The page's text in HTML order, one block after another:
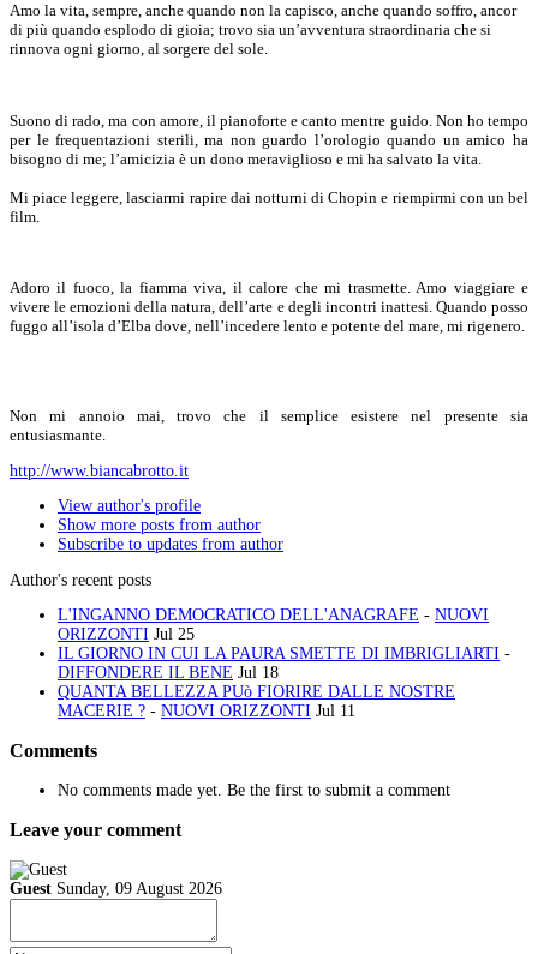
Amo la vita, sempre, anche quando non la capisco, anche quando soffro, ancor
di più quando esplodo di gioia; trovo sia un’avventura straordinaria che si
rinnova ogni giorno, al sorgere del sole.
Suono di rado, ma con amore, il pianoforte e canto mentre guido. Non ho tempo
per le frequentazioni sterili, ma non guardo l’orologio quando un amico ha
bisogno di me; l’amicizia è un dono meraviglioso e mi ha salvato la vita.
Mi piace leggere, lasciarmi rapire dai notturni di Chopin e riempirmi con un bel
film.
Adoro il fuoco, la fiamma viva, il calore che mi trasmette. Amo viaggiare e
vivere le emozioni della natura, dell’arte e degli incontri inattesi. Quando posso
fuggo all’isola d’Elba dove, nell’incedere lento e potente del mare, mi rigenero.
Non mi annoio mai, trovo che il semplice esistere nel presente sia
entusiasmante.
http://www.biancabrotto.it
View author's profile
Show more posts from author
Subscribe to updates from author
Author's recent posts
L'INGANNO DEMOCRATICO DELL'ANAGRAFE - NUOVI
ORIZZONTI Jul 25
IL GIORNO IN CUI LA PAURA SMETTE DI IMBRIGLIARTI -
DIFFONDERE IL BENE Jul 18
QUANTA BELLEZZA PUò FIORIRE DALLE NOSTRE
MACERIE ? - NUOVI ORIZZONTI Jul 11
Comments
No comments made yet. Be the first to submit a comment
Leave your comment
Guest Sunday, 09 August 2026